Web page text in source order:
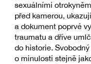
sexuálními
před kamerou,
a dokument poprvé
traumatu a dříve
do historie.
o minulosti stejně